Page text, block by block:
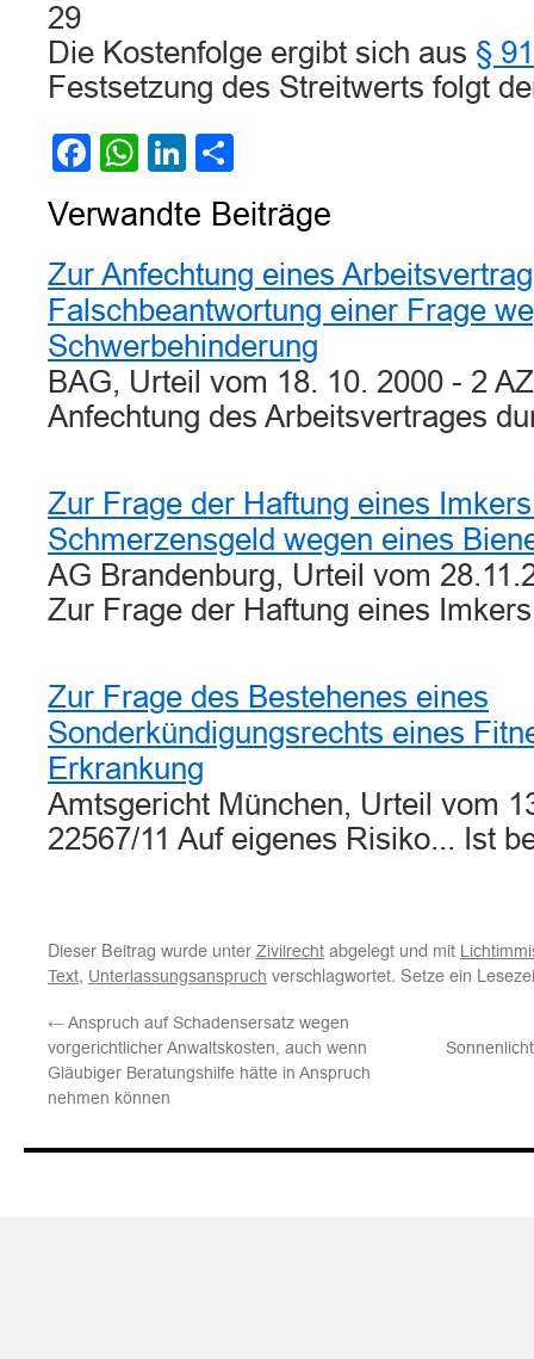
29
Die Kostenfolge ergibt sich aus §
Festsetzung des Streitwerts folgt
Facebook
WhatsApp
LinkedIn
Verwandte Beiträge
Zur Anfechtung eines
Falschbeantwortung einer Frage
Schwerbehinderung
BAG, Urteil vom 18. 10. 2000 - 2
Anfechtung des Arbeitsvertrages
Zur Frage der Haftung eines
Schmerzensgeld wegen eines
AG Brandenburg, Urteil vom
Zur Frage der Haftung eines
Zur Frage des Bestehenes eines
Sonderkündigungsrechts eines
Erkrankung
Amtsgericht München, Urteil vom
22567/11 Auf eigenes Risiko... Ist
Dieser Beitrag wurde unter Zivilrecht abgelegt und mit
Text, Unterlassungsanspruch verschlagwortet. Setze ein
←Anspruch auf Schadensersatz wegen
vorgerichtlicher Anwaltskosten, auch wenn
Gläubiger Beratungshilfe hätte in Anspruch
nehmen können